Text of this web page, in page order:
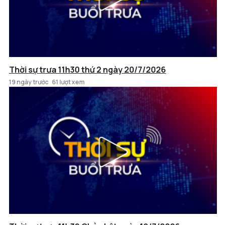
Thời sự trưa 11h30 thứ 2 ngày 20/7/2026
19 ngày trước 61 lượt xem